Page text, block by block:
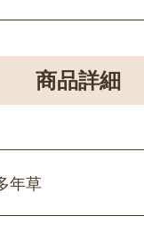
商品詳細
年草